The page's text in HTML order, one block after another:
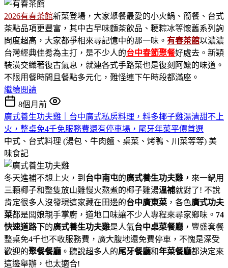
2026有春茶館新菜登場，大家聚餐最愛的小火鍋、簡餐、台式
茶點品項更豐富，其中古早味麵茶飲品、粳粽冰等懷舊系列詢
問度超高，大家都爭相來尋記憶中的那一味。 有春茶館以濃濃
台灣經典佳肴為主打，是不少人的台中春節聚餐好處去。新穎
裝潢交織著復古氣息，就連各式手路菜也是復刻阿嬤的味道。
不限用餐時間且餐點多元化，難怪連下午時段都滿座。
繼續閱讀
8個月前
廣式養生功夫雞｜台中廣式私房料理，料多椰子雞湯清甜不上
火，整桌免4千免服務費還有停車場，尾牙年菜平價首選
中式、台式料理 (湯包、牛肉麵、桌菜、烤鴨、川菜等等) 美
味食記
冬天進補不想上火，到 台中南屯的廣式養生功夫雞 ， 來一鍋用
三顆椰子和整隻放山雞慢火熬煮的椰子雞湯溫補就對了! 不說
肯定很多人沒發現這家藏在田邊的台中廣東菜 ，各色廣式功夫
菜都是闆娘親手掌廚，道地口味讓不少人專程來尋家鄉味。 74
快速道路下的廣式養生功夫雞是人氣台中桌菜餐廳 ，豐盛套餐
整桌免4千也不收服務費，廣大腹地還免費停車，不愧是深受
歡迎的聚餐餐廳 。聽說超多人的尾牙餐廳和年菜餐廳都決定來
這邊舉辦，也太適合!